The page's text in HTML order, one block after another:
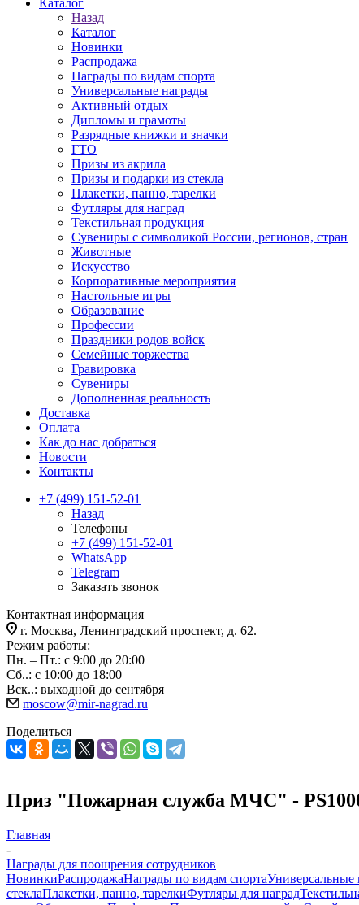
Каталог
Назад
Каталог
Новинки
Распродажа
Награды по видам спорта
Универсальные награды
Активный отдых
Дипломы и грамоты
Разрядные книжки и значки
ГТО
Призы из акрила
Призы и подарки из стекла
Плакетки, панно, тарелки
Футляры для наград
Текстильная продукция
Сувениры с символикой России, регионов, стран
Животные
Искусство
Корпоративные мероприятия
Настольные игры
Образование
Профессии
Праздники родов войск
Семейные торжества
Гравировка
Сувениры
Дополненная реальность
Доставка
Оплата
Как до нас добраться
Новости
Контакты
+7 (499) 151-52-01
Назад
Телефоны
+7 (499) 151-52-01
WhatsApp
Telegram
Заказать звонок
Контактная информация
г. Москва, Ленинградский проспект, д. 62.
Режим работы:
Пн. – Пт.: с 9:00 до 20:00
Сб..: с 10:00 до 18:00
Вск..: выходной до сентября
moscow@mir-nagrad.ru
Поделиться
Приз "Пожарная служба МЧС" -
Главная
-
Награды для поощрения сотрудников
НовинкиРаспродажаНаграды по видам спортаУниверсальные
стеклаПлакетки, панно, тарелкиФутляры для наград